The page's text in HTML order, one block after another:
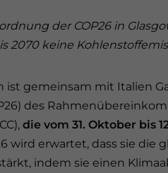
der COP26 in
2070 keine
ist gemeinsam mit Italien
des
die vom 31. Oktober bis
wird erwartet, dass sie die
indem sie einen